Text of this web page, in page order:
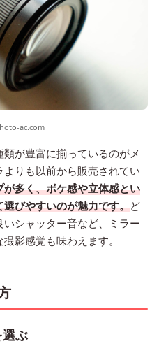
ac.com
が豊富に揃っているのがメ
りも以前から販売されてい
多く、ボケ感や立体感とい
びやすいのが魅力です。ど
シャッター音など、ミラー
影感覚も味わえます。
ぶ